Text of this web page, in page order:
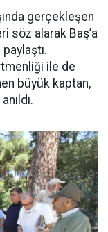
gerçekleşen
söz alarak Baş’a
ile de
büyük kaptan,